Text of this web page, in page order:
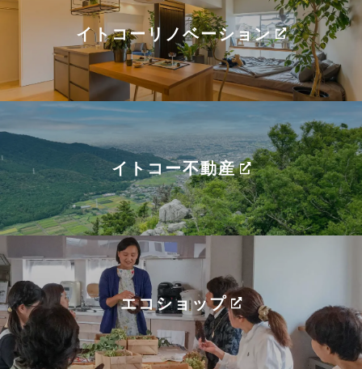
イトコーリノベーション
イトコー不動産
エコショップ